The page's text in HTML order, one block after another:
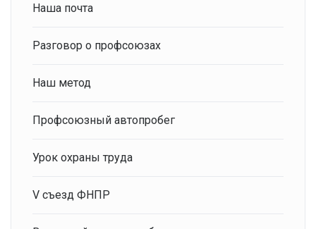
Наша почта
Разговор о профсоюзах
Наш метод
Профсоюзный автопробег
Урок охраны труда
V съезд ФНПР